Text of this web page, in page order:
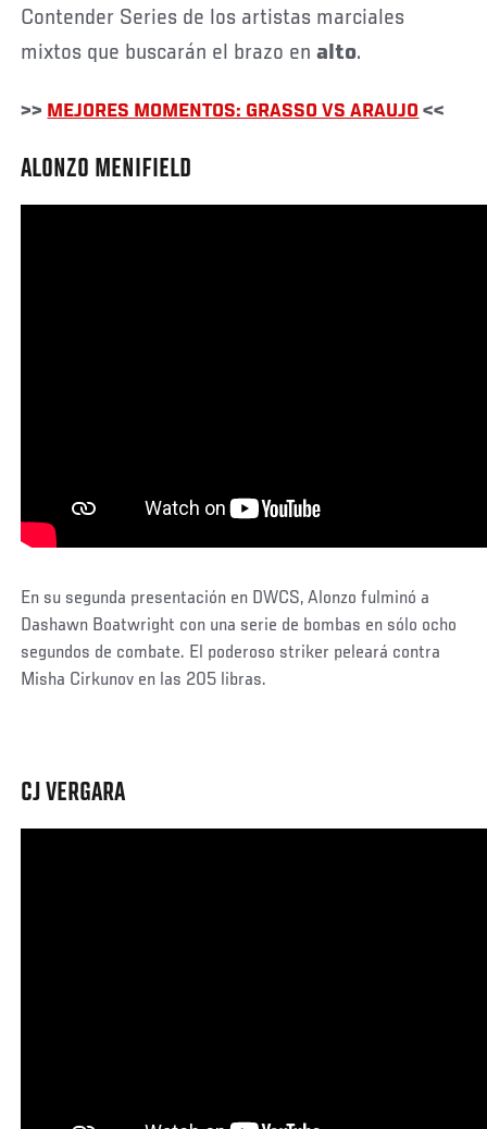
Contender Series de los artistas marciales
mixtos que buscarán el brazo enalto.
>> MEJORES MOMENTOS: GRASSO VS ARAUJO <<
ALONZO MENIFIELD
En su segunda presentación en DWCS, Alonzo fulminó a
Dashawn Boatwright con una serie de bombas en sólo ocho
segundos de combate. El poderoso striker peleará contra
Misha Cirkunov en las 205 libras.
CJ VERGARA